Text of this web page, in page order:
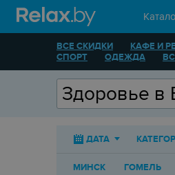
ВСЕ СКИДКИ КАФЕ И
СПОРТ
ОДЕЖДА
ДАТА
МИНСК ГОМЕЛЬ